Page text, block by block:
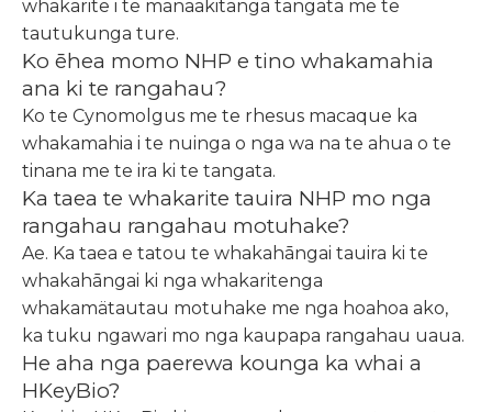
whakarite i te manaakitanga tangata me te
tautukunga ture.
Ko ēhea momo NHP e tino whakamahia
ana ki te rangahau?
Ko te Cynomolgus me te rhesus macaque ka
whakamahia i te nuinga o nga wa na te ahua o te
tinana me te ira ki te tangata.
Ka taea te whakarite tauira NHP mo nga
rangahau rangahau motuhake?
Ae. Ka taea e tatou te whakahāngai tauira ki te
whakahāngai ki nga whakaritenga
whakamätautau motuhake me nga hoahoa ako,
ka tuku ngawari mo nga kaupapa rangahau uaua.
He aha nga paerewa kounga ka whai a
HKeyBio?